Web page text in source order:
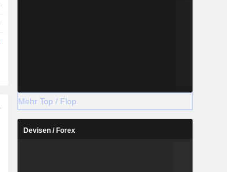
Mehr Top / Flop
Devisen / Forex